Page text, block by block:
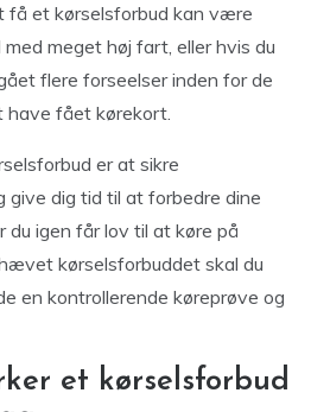
få et kørselsforbud kan være
med meget høj fart, eller hvis du
flere forseelser inden for de
fået kørekort.
er at sikre
give dig tid til at forbedre dine
igen får lov til at køre på
kørselsforbuddet skal du
en kontrollerende køreprøve og
et kørselsforbud